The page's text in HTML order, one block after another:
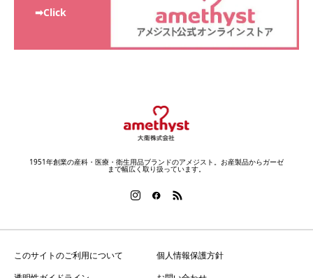
➡Click
1951年創業の産科・医療・衛生用品ブランドのアメジスト。お産製品からガーゼ
まで幅広く取り扱っています。
このサイトのご利用について
個人情報保護方針